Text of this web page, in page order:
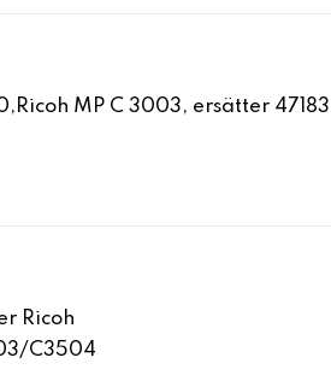
MP C 3003, ersätter 47183
Ricoh
C3504